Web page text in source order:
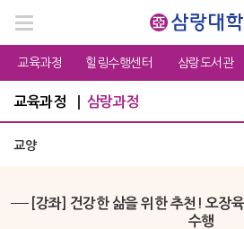
교육과정 힐링수행센터 삼랑도서관
교육과정 삼랑과정
교양
[강좌] 건강한 삶을 위한 추천! 오장
수행